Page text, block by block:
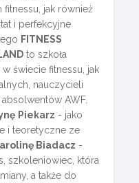
jak również
i perfekcyjne
FITNESS
to szkoła
świecie fitnessu, jak
nauczycieli
AWF.
Piekarz - jako
i teoretyczne ze
Biadacz -
szkoleniowiec, która
a także do